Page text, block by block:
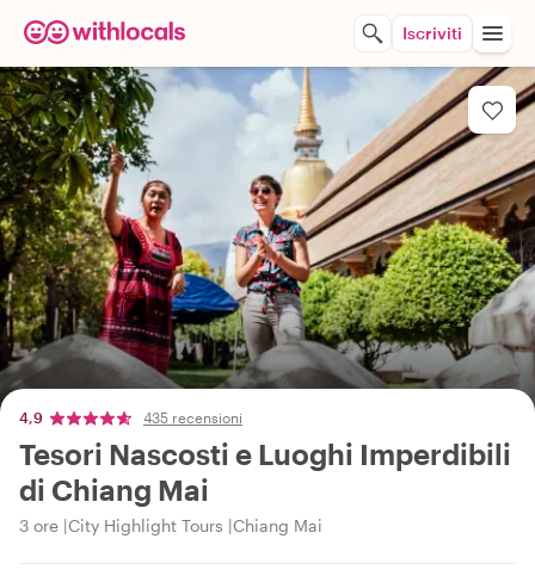
Iscriviti
4,9 435 recensioni
Tesori Nascosti e Luoghi Imperdibili
di Chiang Mai
3 ore City Highlight Tours Chiang Mai